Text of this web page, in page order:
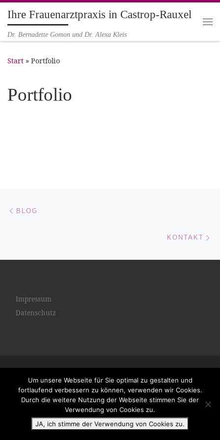
Zum Inhalt springen
Ihre Frauenarztpraxis in Castrop-Rauxel
Dr. Bernadette Gomon und Dr. Alexa Kleis
Start » Portfolio
Portfolio
Beitragsnavigation
BLOG
KONTAKT
Impressum
Datenschutz
Rechte vorbehalten
Präsentiert von WP – Entworfen mit dem Customizr-Theme
Um unsere Webseite für Sie optimal zu gestalten und
fortlaufend verbessern zu können, verwenden wir Cookies.
Durch die weitere Nutzung der Webseite stimmen Sie der
Verwendung von Cookies zu.
JA, ich stimme der Verwendung von Cookies zu.